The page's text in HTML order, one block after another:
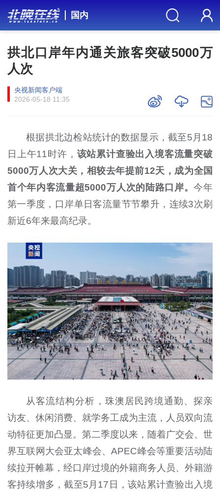
国内
拱北口岸年内通关旅客突破5000万
人次
央视新闻客户端
2026-05-18 11:35
根据拱北边检站统计的数据显示，截至5月18
日上午11时许， 该站累计查验出入境客流量突破
5000万人次大关，相较去年提前12天，成为全国
首个年内客流量超5000万人次的陆路口岸。今年
第一季度，口岸单日客流量节节攀升，连续3次刷
新近6年来最高纪录。
从客流结构分析，珠澳居民跨境通勤、探亲
访友、休闲消费、就学务工成为主流，人员双向流
动特征更加凸显。第二季度以来，随着广交会、世
界互联网大会亚太峰会、APEC峰会等重要活动陆
续拉开帷幕，经口岸过境的外籍商务人员、外籍游
客持续增多，截至5月17日，该站累计查验出入境